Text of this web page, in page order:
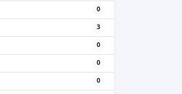
0
3
0
0
0